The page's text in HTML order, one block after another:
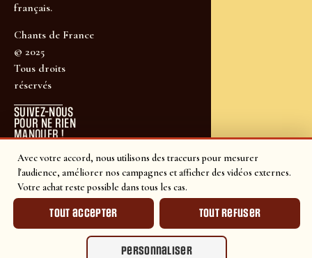
Avec votre accord, nous utilisons des traceurs pour mesurer
l'audience, améliorer nos campagnes et afficher des vidéos externes.
Votre achat reste possible dans tous les cas.
Tout accepter Tout refuser
Personnaliser
français.
Chants de France
© 2025
Tous droits
réservés
SUIVEZ-NOUS
POUR NE RIEN
MANQUER !